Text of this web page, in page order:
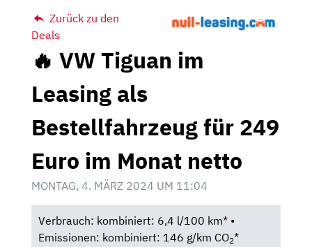
Zurück zu den
Deals
🔥 VW Tiguan im
Leasing als
Bestellfahrzeug für 249
Euro im Monat netto
MONTAG, 4. MÄRZ 2024 UM 11:04
Verbrauch: kombiniert: 6,4 l/100 km* •
Emissionen: kombiniert: 146 g/km CO2*